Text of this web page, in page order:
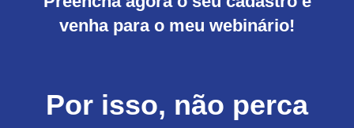
venha para o meu webinário!
Por isso, não perca